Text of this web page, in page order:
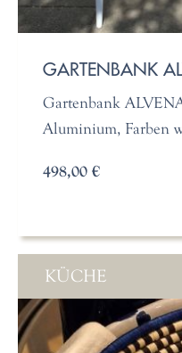
GARTENBANK
Gartenbank
Aluminium, Farben
498,00 €
KÜCHE